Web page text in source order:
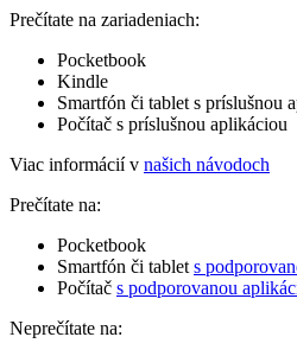
Prečítate na zariadeniach:
Pocketbook
Kindle
Smartfón či tablet s príslušnou
Počítač s príslušnou aplikáciou
Viac informácií v našich návodoch
Prečítate na:
Pocketbook
Smartfón či tablet s
Počítač s podporovanou
Neprečítate na: